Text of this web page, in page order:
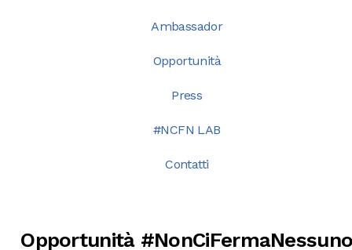
Ambassador
Opportunità
Press
#NCFN LAB
Contatti
Opportunità